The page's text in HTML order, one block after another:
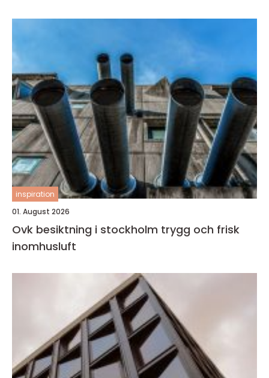
inspiration
01. August 2026
Ovk besiktning i stockholm trygg och frisk
inomhusluft